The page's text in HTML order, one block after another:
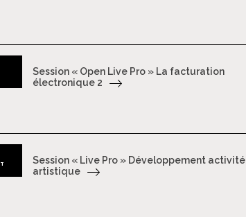
Session « Open Live Pro » La facturation
électronique 2
Session « Live Pro » Développement activité
artistique